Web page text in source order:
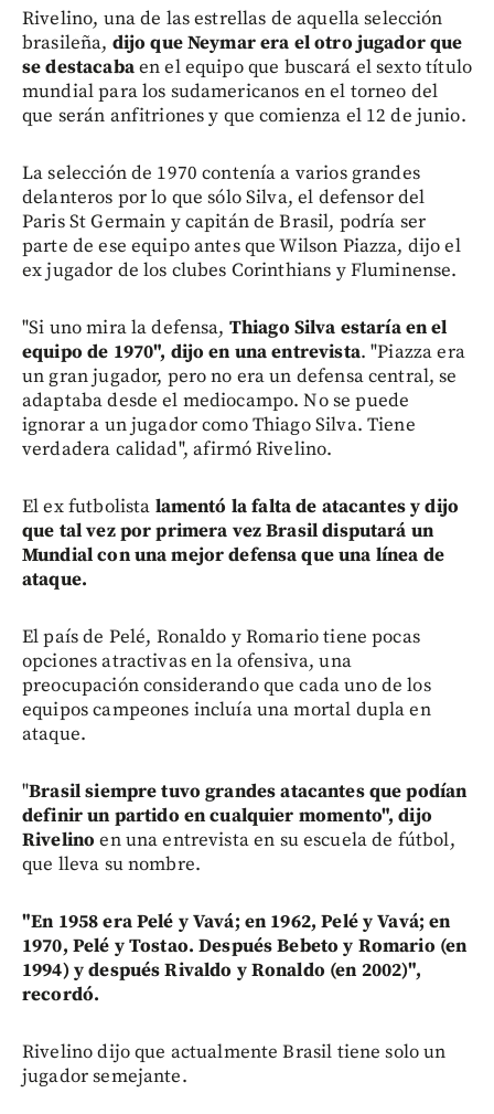
Rivelino, una de las estrellas de aquella selección
brasileña, dijo que Neymar era el otro jugador que
se destacabaen el equipo que buscará el sexto título
mundial para los sudamericanos en el torneo del
que serán anfitriones y que comienza el 12 de junio.
La selección de 1970 contenía a varios grandes
delanteros por lo que sólo Silva, el defensor del
Paris St Germain y capitán de Brasil, podría ser
parte de ese equipo antes que Wilson Piazza, dijo el
ex jugador de los clubes Corinthians y Fluminense.
"Si uno mira la defensa, Thiago Silva estaría en el
equipo de 1970", dijo en una entrevista. "Piazza era
un gran jugador, pero no era un defensa central, se
adaptaba desde el mediocampo. No se puede
ignorar a un jugador como Thiago Silva. Tiene
verdadera calidad", afirmó Rivelino.
El ex futbolista lamentó la falta de atacantes y dijo
que tal vez por primera vez Brasil disputará un
Mundial con una mejor defensa que una línea de
ataque.
El país de Pelé, Ronaldo y Romario tiene pocas
opciones atractivas en la ofensiva, una
preocupación considerando que cada uno de los
equipos campeones incluía una mortal dupla en
ataque.
"Brasil siempre tuvo grandes atacantes que podían
definir un partido en cualquier momento", dijo
Rivelino en una entrevista en su escuela de fútbol,
que lleva su nombre.
"En 1958 era Pelé y Vavá; en 1962, Pelé y Vavá; en
1970, Pelé y Tostao. Después Bebeto y Romario (en
1994) y después Rivaldo y Ronaldo (en 2002)",
recordó.
Rivelino dijo que actualmente Brasil tiene solo un
jugador semejante.